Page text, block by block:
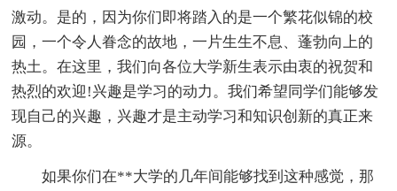
激动。是的，因为你们即将踏入的是一个繁花似锦的校
园，一个令人眷念的故地，一片生生不息、蓬勃向上的
热土。在这里，我们向各位大学新生表示由衷的祝贺和
热烈的欢迎!兴趣是学习的动力。我们希望同学们能够发
现自己的兴趣，兴趣才是主动学习和知识创新的真正来
源。
如果你们在**大学的几年间能够找到这种感觉，那